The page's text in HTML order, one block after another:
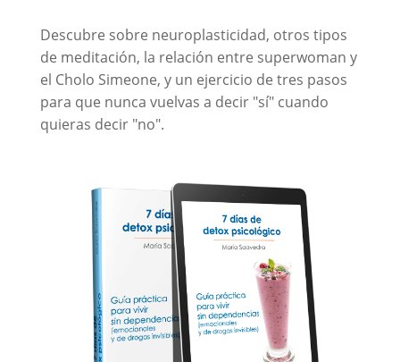
Descubre sobre neuroplasticidad, otros tipos
de meditación, la relación entre superwoman y
el Cholo Simeone, y un ejercicio de tres pasos
para que nunca vuelvas a decir "sí" cuando
quieras decir "no".